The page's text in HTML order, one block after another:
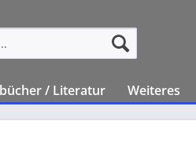
/ Literatur Weiteres